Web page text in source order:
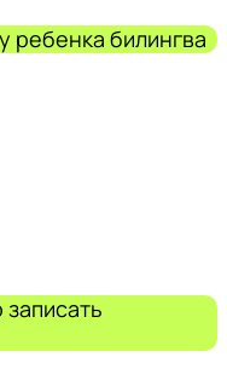
ребенка билингва